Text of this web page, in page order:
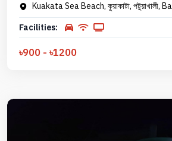
Kuakata Sea Beach, কুয়াকাটা, পটুয়াখালী,
Facilities:
৳900 - ৳1200